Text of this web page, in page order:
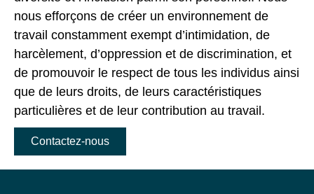
nous efforçons de créer un environnement de
travail constamment exempt d’intimidation, de
harcèlement, d’oppression et de discrimination, et
de promouvoir le respect de tous les individus ainsi
que de leurs droits, de leurs caractéristiques
particulières et de leur contribution au travail.
Contactez-nous